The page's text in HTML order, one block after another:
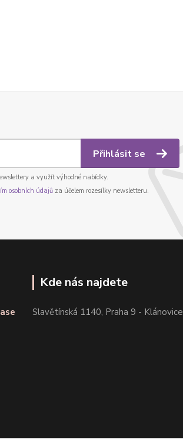
Přihlásit se
a využít výhodné nabídky.
osobních údajů za účelem rozesílky newsletteru.
Kde nás najdete
Slavětínská 1140, Praha 9 - Klánovice